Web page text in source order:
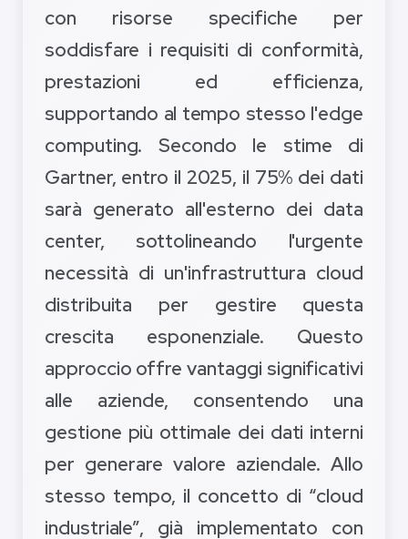
con risorse specifiche per
soddisfare i requisiti di conformità,
prestazioni ed efficienza,
supportando al tempo stesso l'edge
computing. Secondo le stime di
Gartner, entro il 2025, il 75% dei dati
sarà generato all'esterno dei data
center, sottolineando l'urgente
necessità di un'infrastruttura cloud
distribuita per gestire questa
crescita esponenziale. Questo
approccio offre vantaggi significativi
alle aziende, consentendo una
gestione più ottimale dei dati interni
per generare valore aziendale. Allo
stesso tempo, il concetto di “cloud
industriale”, già implementato con